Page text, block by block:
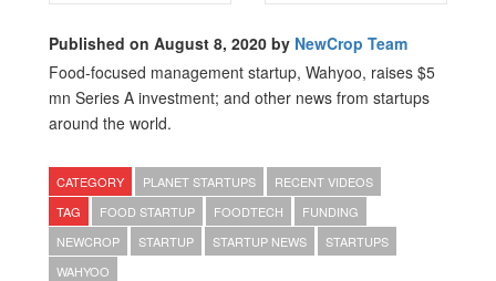
Published on August 8, 2020 by NewCrop Team
Food-focused management startup, Wahyoo, raises $5
mn Series A investment; and other news from startups
around the world.
CATEGORY PLANET STARTUPS
RECENT VIDEOS
TAG
FOOD STARTUP FOODTECH
FUNDING
NEWCROP
STARTUP STARTUP NEWS
STARTUPS
WAHYOO